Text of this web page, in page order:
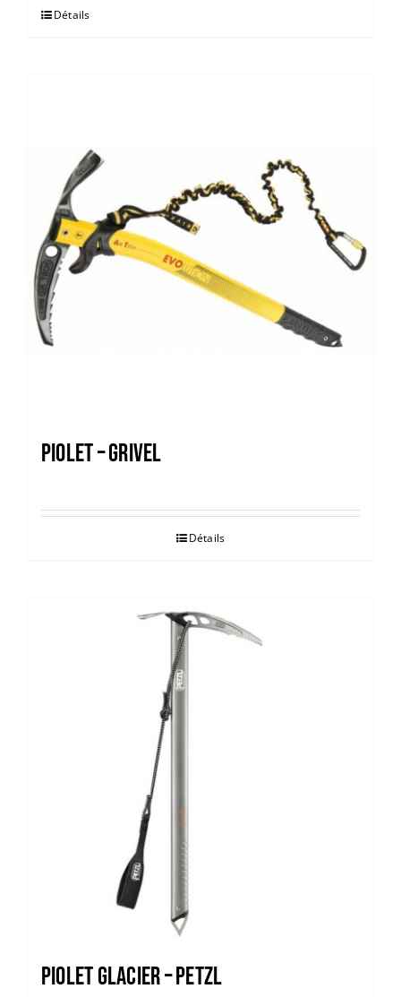
Détails
PIOLET – GRIVEL
Détails
PIOLET GLACIER – PETZL